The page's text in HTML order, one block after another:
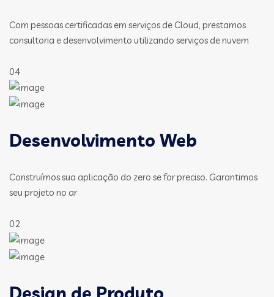
Com pessoas certificadas em serviços de Cloud, prestamos
consultoria e desenvolvimento utilizando serviços de nuvem
04
Desenvolvimento Web
Construímos sua aplicação do zero se for preciso. Garantimos
seu projeto no ar
02